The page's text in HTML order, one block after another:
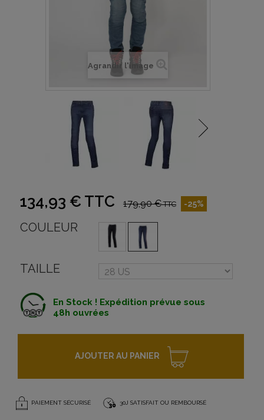
Agrandir l'image
134,93 € TTC 179,90 €TTC -25%
COULEUR
TAILLE
En Stock ! Expédition prévue sous
48h ouvrées
AJOUTER AU PANIER
PAIEMENT SÉCURISÉ 30J SATISFAIT OU REMBOURSÉ